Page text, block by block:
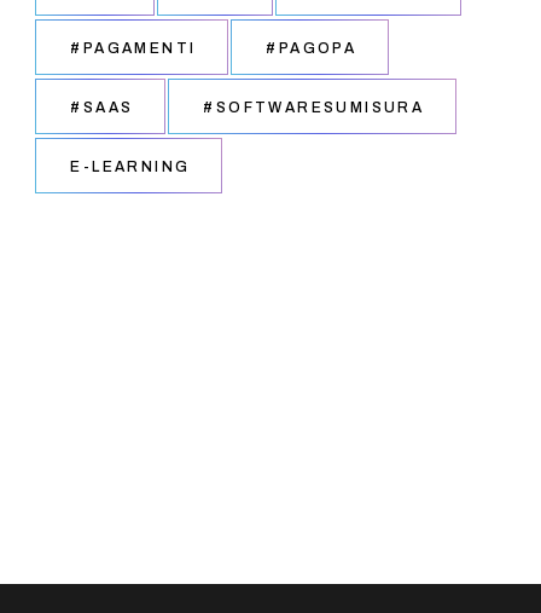
#PAGAMENTI #PAGOPA
#SAAS #SOFTWARESUMISURA
E-LEARNING